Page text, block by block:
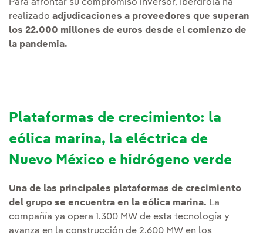
Para afrontar su compromiso inversor, Iberdrola ha
realizado adjudicaciones a proveedores que superan
los 22.000 millones de euros desde el comienzo de
la pandemia.
Plataformas de crecimiento: la
eólica marina, la eléctrica de
Nuevo México e hidrógeno verde
Una de las principales plataformas de crecimiento
del grupo se encuentra en la eólica marina. La
compañía ya opera 1.300 MW de esta tecnología y
avanza en la construcción de 2.600 MW en los